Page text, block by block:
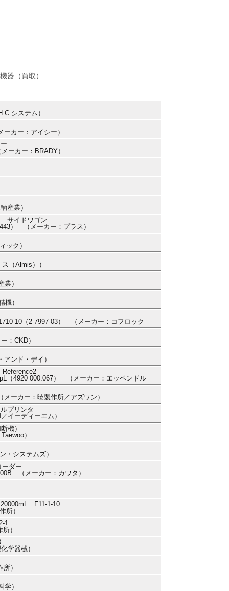
器（買取）
システム）
カー：アイシー）
ーカー：BRADY）
産業）
サイドワゴン
） （メーカー：プラス）
ック）
（Almis））
）
機）
10（2-7997-03） （メーカー：コフロック
：CKD）
ンド・デイ）
Reference2
（4920 000.067） （メーカー：エッペンドル
ーカー：暁製作所／アズワン）
プリンタ
イーディーエム）
機）
）
・システムズ）
ダー
（メーカー：カワタ）
F11-1-10
所）
1
）
学器械）
）
）